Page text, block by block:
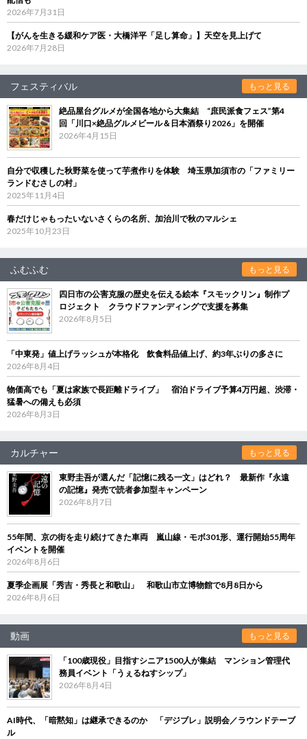
2026年7月31日
【がんを生きる緩和ケア医・大橋洋平「足し算命」】天空を見上げて
2026年7月28日
フェスティバル もっと見る
絶品屋台グルメが全国各地から大集結 “庶民派食フェス”第4
回「川口×絶品グルメビール＆日本酒祭り2026」を開催
2026年4月15日
自分で収穫した秋野菜を使って芋煮作りを体験 埼玉県加須市の「ファミリー
ランドむさしの村」
2025年11月4日
春だけじゃもったいないさくらの名所、加治川で秋のマルシェ
2025年10月23日
ふむふむ もっと見る
四日市の公害克服の歴史を伝える絵本『スモックリン』制作プ
ロジェクト クラウドファンディングで支援を募集
2026年8月5日
「中東発」値上げラッシュが本格化 飲食料品値上げ、約3年ぶりの多さに
2026年8月4日
物価高でも「夏は家族で長距離ドライブ」 宿泊ドライブ予算4万円超、渋滞・
猛暑への備えも必須
2026年8月3日
カルチャー もっと見る
東野圭吾が選んだ「記憶に残る一文」はどれ？ 最新作『永遠
の記憶』発売で読者参加型キャンペーン
2026年8月7日
55年間、京の街を走り続けてきた車両 嵐山線・モボ301形、運行開始55周年
イベントを開催
2026年8月6日
夏季企画展「秀吉・秀長と和歌山」 和歌山市立博物館で8月8日から
2026年8月6日
動画 もっと見る
「100歳現役」目指すシニア1500人が集結 マンション管理代
務員イベント「うぇるねすシップ」
2026年8月4日
AI時代、「暗黙知」は継承できるのか 「デジブレ」説明会／ラウンドテーブ
ル